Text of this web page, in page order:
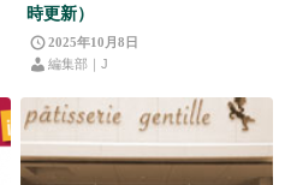
時更新）
2025年10月8日
編集部｜J